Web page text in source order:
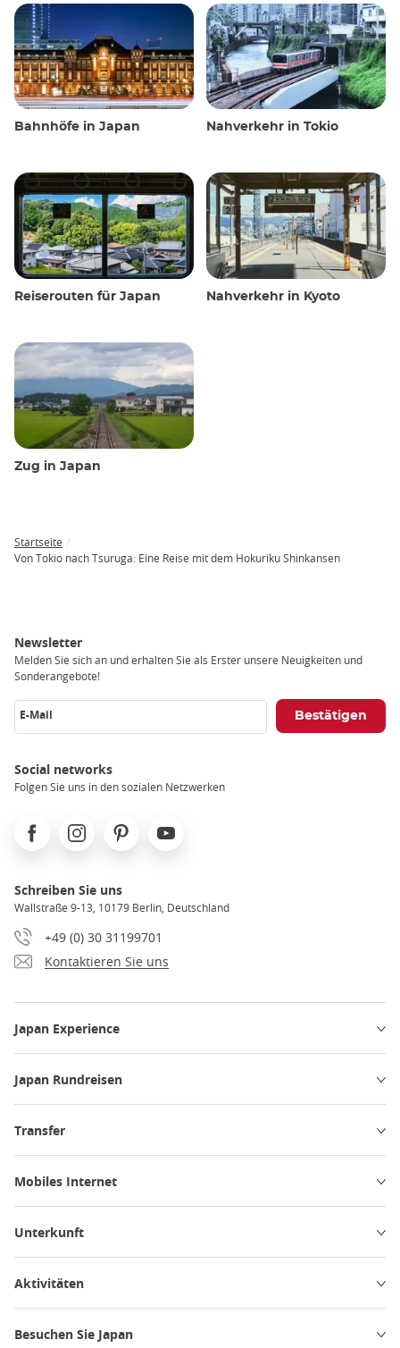
Bahnhöfe in Japan Nahverkehr in Tokio
Reiserouten für Japan Nahverkehr in Kyoto
Zug in Japan
Breadcrumb
Startseite
Von Tokio nach Tsuruga: Eine Reise mit dem Hokuriku Shinkansen
Newsletter
Melden Sie sich an und erhalten Sie als Erster unsere Neuigkeiten und
Sonderangebote!
E-Mail
Social networks
Folgen Sie uns in den sozialen Netzwerken
FacebookInstagramPinterest Youtube
Schreiben Sie uns
Wallstraße 9-13, 10179 Berlin, Deutschland
+49 (0) 30 31199701
Kontaktieren Sie uns
Japan Experience
Japan Rundreisen
Transfer
Mobiles Internet
Unterkunft
Aktivitäten
Besuchen Sie Japan